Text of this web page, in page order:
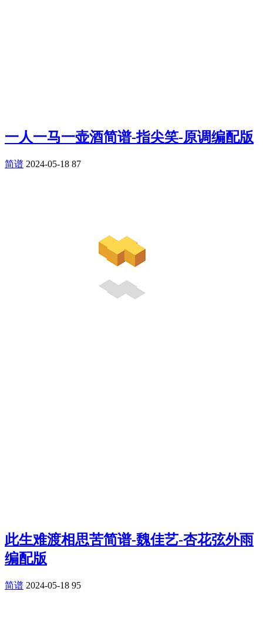
一人一马一壶酒简谱-指尖笑-原调编配版
简谱 2024-05-18 87
此生难渡相思苦简谱-魏佳艺-杏花弦外雨
编配版
简谱 2024-05-18 95